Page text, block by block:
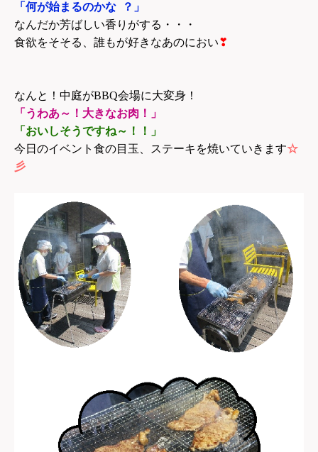
「何が始まるのかな
？」
なんだか芳ばしい香りがする・・・
食欲をそそる、誰もが好きなあのにおい❣
なんと！中庭がBBQ会場に大変身！
「うわあ～！大きなお肉！」
「おいしそうですね～！！」
今日のイベント食の目玉、ステーキを焼いていきます☆
彡